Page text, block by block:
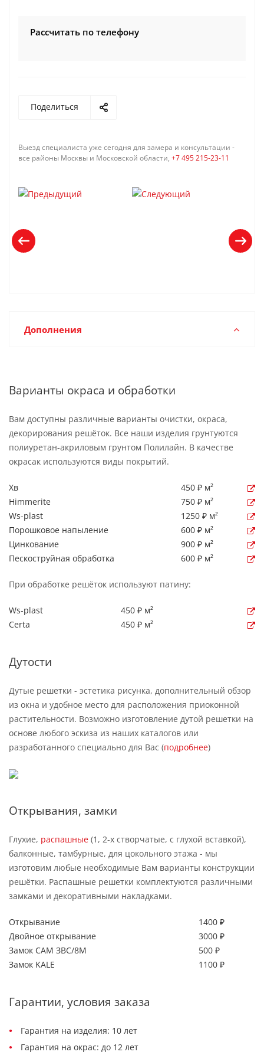
Рассчитать по телефону
Поделиться
Выезд специалиста уже сегодня для замера и консультации -
все районы Москвы и Московской области, +7 495 215-23-11
Дополнения
Варианты окраса и обработки
Вам доступны различные варианты очистки, окраса,
декорирования решёток. Все наши изделия грунтуются
полиуретан-акриловым грунтом Полилайн. В качестве
окрасак используются виды покрытий.
Хв
450 ₽ м²
Himmerite
750 ₽ м²
Ws-plast
1250 ₽ м²
Порошковое напыление
600 ₽ м²
Цинкование
900 ₽ м²
Пескоструйная обработка
600 ₽ м²
При обработке решёток используют патину:
Ws-plast
450 ₽ м²
Certa
450 ₽ м²
Дутости
Дутые решетки - эстетика рисунка, дополнительный обзор
из окна и удобное место для расположения приоконной
растительности. Возможно изготовление дутой решетки на
основе любого эскиза из наших каталогов или
разработанного специально для Вас (подробнее)
Открывания, замки
Глухие, распашные (1, 2-х створчатые, с глухой вставкой),
балконные, тамбурные, для цокольного этажа - мы
изготовим любые необходимые Вам варианты конструкции
решётки. Распашные решетки комплектуются различными
замками и декоративными накладками.
Открывание
1400 ₽
Двойное открывание
3000 ₽
Замок САМ ЗВС/8М
500 ₽
Замок KALE
1100 ₽
Гарантии, условия заказа
Гарантия на изделия: 10 лет
Гарантия на окрас: до 12 лет